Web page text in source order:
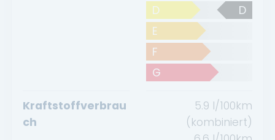
D
D
E
F
G
Kraftstoffverbrau
ch
5.9 l/100km
(kombiniert)